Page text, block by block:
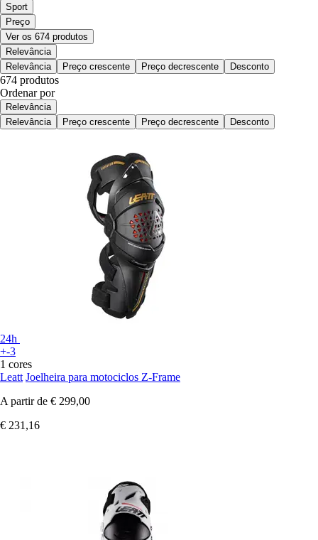
Sport
Preço
Ver os 674 produtos
Relevância
Relevância
Preço crescente Preço decrescente Desconto
674 produtos
Ordenar por
Relevância
Relevância
Preço crescente Preço decrescente Desconto
24h
+-3
1 cores
Leatt Joelheira para motociclos Z-Frame
A partir de € 299,00
€ 231,16